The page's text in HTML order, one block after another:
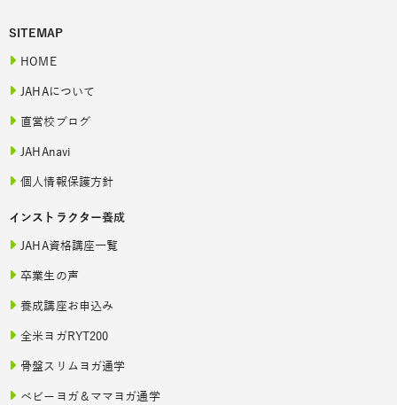
SITEMAP
HOME
JAHAについて
直営校ブログ
JAHAnavi
個人情報保護方針
インストラクター養成
JAHA資格講座一覧
卒業生の声
養成講座お申込み
全米ヨガRYT200
骨盤スリムヨガ通学
ベビーヨガ＆ママヨガ通学